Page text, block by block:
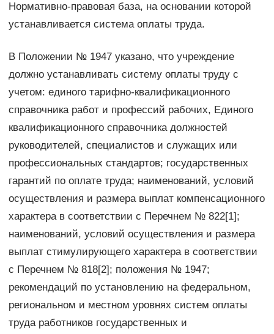
Нормативно-правовая база, на основании которой
устанавливается система оплаты труда.
В Положении № 1947 указано, что учреждение
должно устанавливать систему оплаты труду с
учетом: единого тарифно-квалификационного
справочника работ и профессий рабочих, Единого
квалификационного справочника должностей
руководителей, специалистов и служащих или
профессиональных стандартов; государственных
гарантий по оплате труда; наименований, условий
осуществления и размера выплат компенсационного
характера в соответствии с Перечнем № 822[1];
наименований, условий осуществления и размера
выплат стимулирующего характера в соответствии
с Перечнем № 818[2]; положения № 1947;
рекомендаций по установлению на федеральном,
региональном и местном уровнях систем оплаты
труда работников государственных и